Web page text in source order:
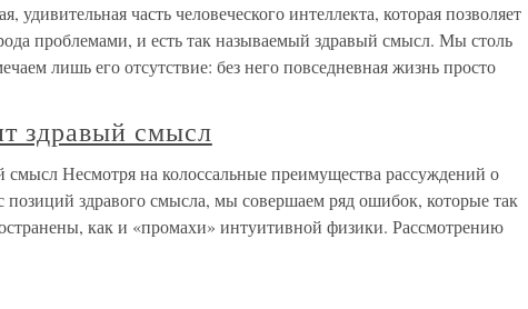
удивительная часть человеческого интеллекта, которая позволяет
проблемами, и есть так называемый здравый смысл. Мы столь
лишь его отсутствие: без него повседневная жизнь просто
здравый смысл
смысл Несмотря на колоссальные преимущества рассуждений о
позиций здравого смысла, мы совершаем ряд ошибок, которые так
как и «промахи» интуитивной физики. Рассмотрению